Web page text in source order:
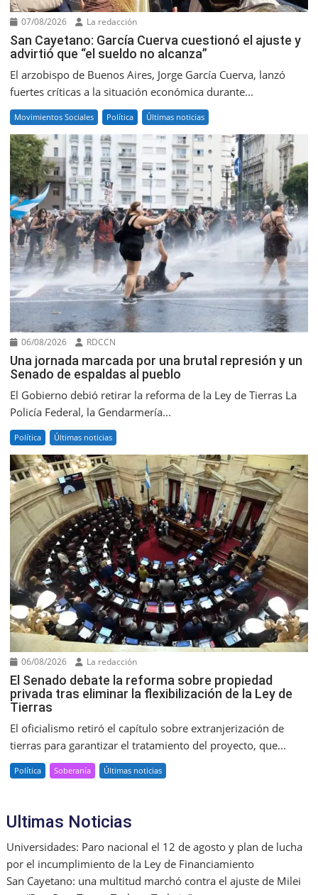
07/08/2026 La redacción
San Cayetano: García Cuerva cuestionó el ajuste y
advirtió que “el sueldo no alcanza”
El arzobispo de Buenos Aires, Jorge García Cuerva, lanzó
fuertes críticas a la situación económica durante...
Movimientos Sociales Política Últimas noticias
06/08/2026 RDCCN
Una jornada marcada por una brutal represión y un
Senado de espaldas al pueblo
El Gobierno debió retirar la reforma de la Ley de Tierras La
Policía Federal, la Gendarmería...
Política Últimas noticias
06/08/2026 La redacción
El Senado debate la reforma sobre propiedad
privada tras eliminar la flexibilización de la Ley de
Tierras
El oficialismo retiró el capítulo sobre extranjerización de
tierras para garantizar el tratamiento del proyecto, que...
Política Soberanía Últimas noticias
Ultimas Noticias
Universidades: Paro nacional el 12 de agosto y plan de lucha
por el incumplimiento de la Ley de Financiamiento
San Cayetano: una multitud marchó contra el ajuste de Milei